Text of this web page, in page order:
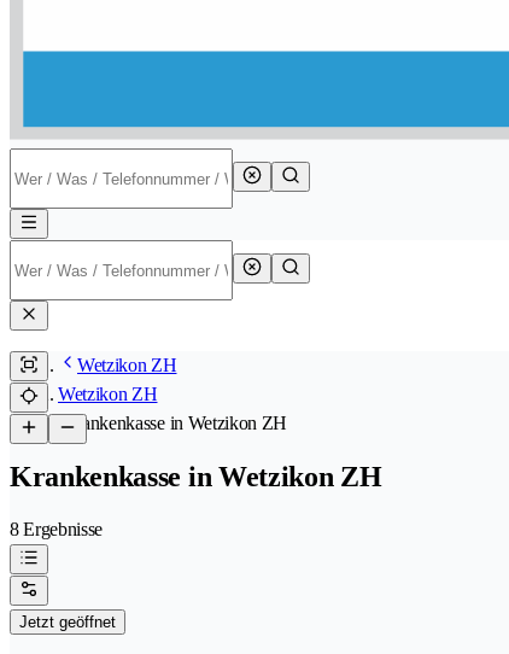
Wetzikon ZH
Wetzikon ZH
/Krankenkasse in Wetzikon ZH
Krankenkasse in Wetzikon ZH
8 Ergebnisse
Jetzt geöffnet